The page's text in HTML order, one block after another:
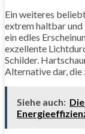
Ein weiteres
extrem haltbar
ein edles
exzellente
Schilder.
Alternative dar, die
Siehe auch: